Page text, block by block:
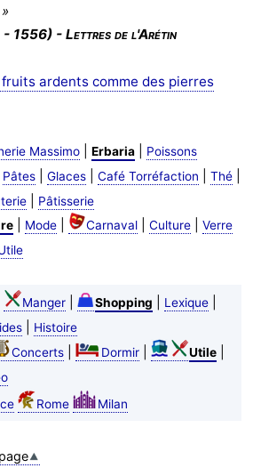
1556) - Lettres de l'Arétin
ardents comme des pierres
Massimo| Erbaria|
Poissons
Pâtes| Glaces| Café Torréfaction Thé|
|
Pâtisserie
| Mode| Carnaval| Culture| Verre
Manger| Shopping Lexique|
|
Histoire
Concerts| Dormir| Utile|
Rome Milan